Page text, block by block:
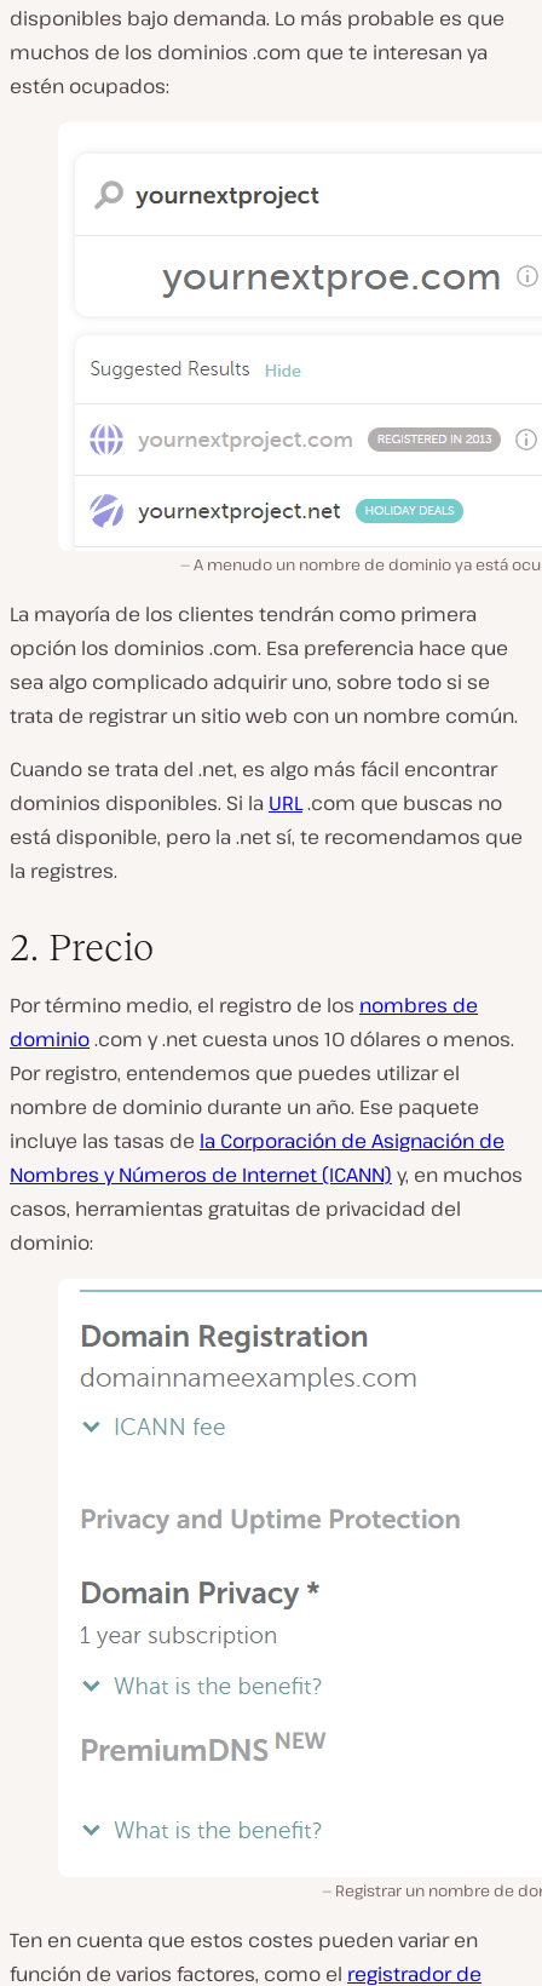
disponibles bajo demanda. Lo más probable es que
muchos de los dominios .com que te interesan ya
estén ocupados:
A menudo un nombre de dominio ya está
La mayoría de los clientes tendrán como primera
opción los dominios .com. Esa preferencia hace que
sea algo complicado adquirir uno, sobre todo si se
trata de registrar un sitio web con un nombre común.
Cuando se trata del .net, es algo más fácil encontrar
dominios disponibles. Si la URL.com que buscas no
está disponible, pero la .net sí, te recomendamos que
la registres.
2. Precio
Por término medio, el registro de los nombres de
dominio.com y .net cuesta unos 10 dólares o menos.
Por registro, entendemos que puedes utilizar el
nombre de dominio durante un año. Ese paquete
incluye las tasas de la Corporación de Asignación de
Nombres y Números de Internet (ICANN) y, en muchos
casos, herramientas gratuitas de privacidad del
dominio:
Registrar un nombre de
Ten en cuenta que estos costes pueden variar en
función de varios factores, como el registrador de